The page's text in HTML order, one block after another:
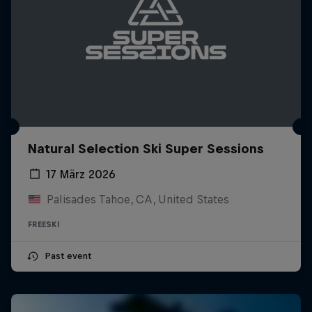
Natural Selection Ski Super Sessions
17 März 2026
Palisades Tahoe, CA, United States
FREESKI
Past event